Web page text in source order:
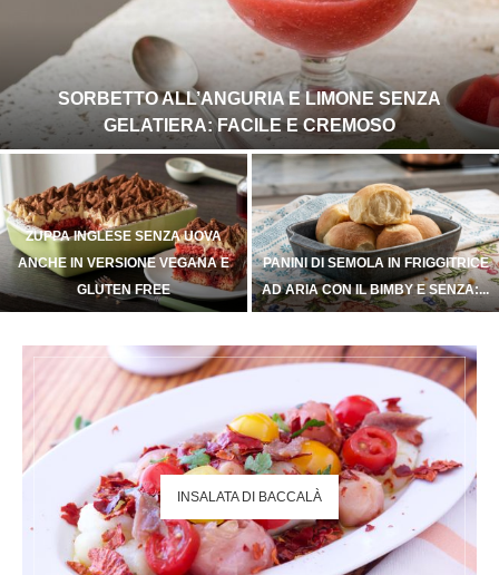
SORBETTO ALL’ANGURIA E LIMONE SENZA
GELATIERA: FACILE E CREMOSO
ZUPPA INGLESE SENZA UOVA
ANCHE IN VERSIONE VEGANA E
GLUTEN FREE
PANINI DI SEMOLA IN FRIGGITRICE
AD ARIA CON IL BIMBY E SENZA:...
INSALATA DI BACCALÀ